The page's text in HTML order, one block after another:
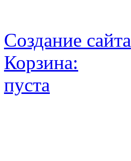
Создание сайта
Корзина:
пуста